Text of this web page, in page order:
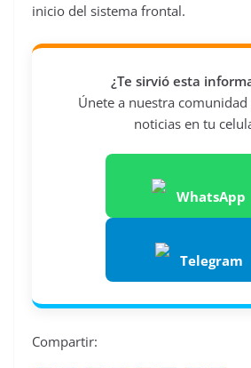
inicio del sistema frontal.
¿Te sirvió esta
Únete a nuestra comunidad
noticias en tu
WhatsApp
Telegram
Compartir: